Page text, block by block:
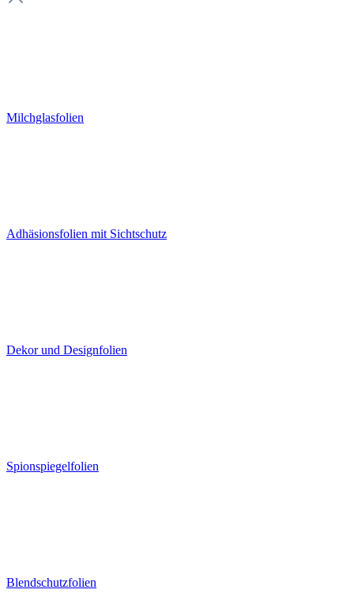
Milchglasfolien
Adhäsionsfolien mit Sichtschutz
Dekor und Designfolien
Spionspiegelfolien
Blendschutzfolien